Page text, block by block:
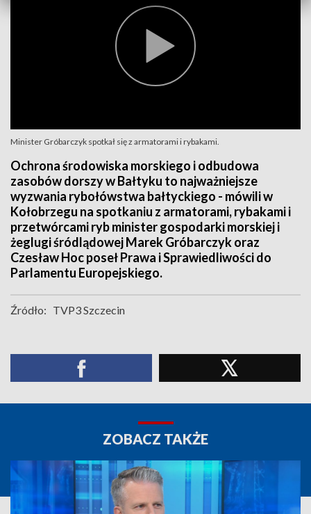
Minister Gróbarczyk spotkał się z armatorami i rybakami.
Ochrona środowiska morskiego i odbudowa
zasobów dorszy w Bałtyku to najważniejsze
wyzwania rybołówstwa bałtyckiego - mówili w
Kołobrzegu na spotkaniu z armatorami, rybakami i
przetwórcami ryb minister gospodarki morskiej i
żeglugi śródlądowej Marek Gróbarczyk oraz
Czesław Hoc poseł Prawa i Sprawiedliwości do
Parlamentu Europejskiego.
Źródło: TVP3 Szczecin
ZOBACZ TAKŻE